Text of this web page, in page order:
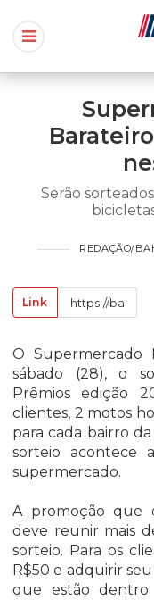
Serão
REDAÇÃO/
Link
O Supermercado
sábado (28), o
Prêmios edição
clientes, 2 motos
para cada bairro
sorteio acontece
supermercado.
A promoção que
deve reunir mais
sorteio. Para os
R$50 e adquirir
que estão dentro